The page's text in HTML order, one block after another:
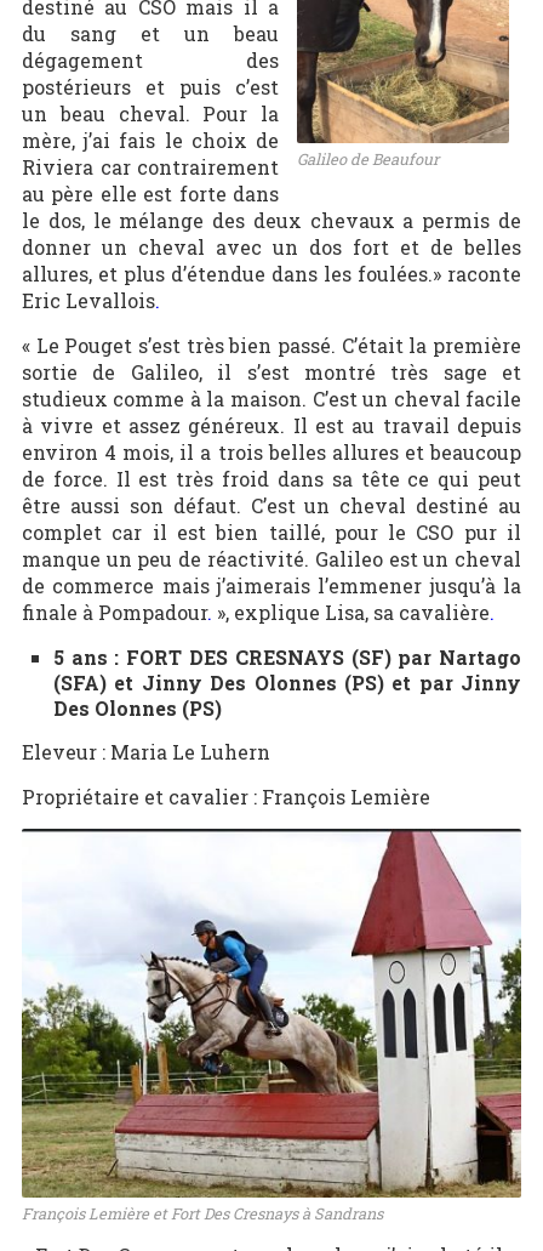
Galileo de Beaufour
destiné au CSO mais il a
du sang et un beau
dégagement des
postérieurs et puis c’est
un beau cheval. Pour la
mère, j’ai fais le choix de
Riviera car contrairement
au père elle est forte dans
le dos, le mélange des deux chevaux a permis de
donner un cheval avec un dos fort et de belles
allures, et plus d’étendue dans les foulées.» raconte
Eric Levallois.
« Le Pouget s’est très bien passé. C’était la première
sortie de Galileo, il s’est montré très sage et
studieux comme à la maison. C’est un cheval facile
à vivre et assez généreux. Il est au travail depuis
environ 4 mois, il a trois belles allures et beaucoup
de force. Il est très froid dans sa tête ce qui peut
être aussi son défaut. C’est un cheval destiné au
complet car il est bien taillé, pour le CSO pur il
manque un peu de réactivité. Galileo est un cheval
de commerce mais j’aimerais l’emmener jusqu’à la
finale à Pompadour. », explique Lisa, sa cavalière.
5 ans : FORT DES CRESNAYS (SF) par Nartago
(SFA) et Jinny Des Olonnes (PS) et par Jinny
Des Olonnes (PS)
Eleveur : Maria Le Luhern
Propriétaire et cavalier : François Lemière
François Lemière et Fort Des Cresnays à Sandrans